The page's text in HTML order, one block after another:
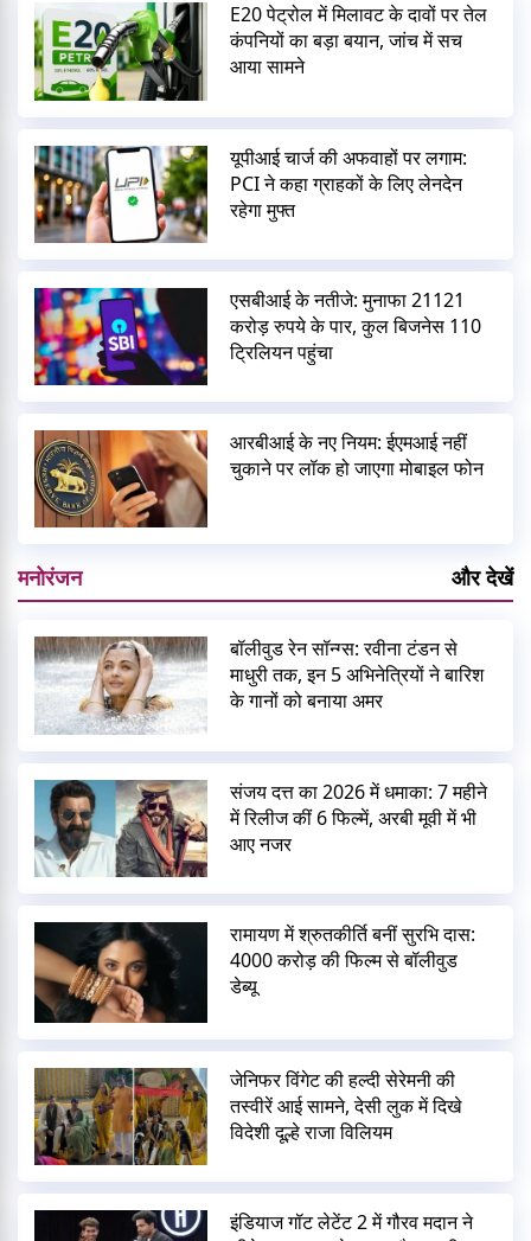
E20 पेट्रोल में मिलावट के दावों पर तेल
कंपनियों का बड़ा बयान, जांच में सच
आया सामने
यूपीआई चार्ज की अफवाहों पर लगाम:
PCI ने कहा ग्राहकों के लिए लेनदेन
रहेगा मुफ्त
एसबीआई के नतीजे: मुनाफा 21121
करोड़ रुपये के पार, कुल बिजनेस 110
ट्रिलियन पहुंचा
आरबीआई के नए नियम: ईएमआई नहीं
चुकाने पर लॉक हो जाएगा मोबाइल फोन
मनोरंजन और देखें
बॉलीवुड रेन सॉन्ग्स: रवीना टंडन से
माधुरी तक, इन 5 अभिनेत्रियों ने बारिश
के गानों को बनाया अमर
संजय दत्त का 2026 में धमाका: 7 महीने
में रिलीज कीं 6 फिल्में, अरबी मूवी में भी
आए नजर
रामायण में श्रुतकीर्ति बनीं सुरभि दास:
4000 करोड़ की फिल्म से बॉलीवुड
डेब्यू
जेनिफर विंगेट की हल्दी सेरेमनी की
तस्वीरें आई सामने, देसी लुक में दिखे
विदेशी दूल्हे राजा विलियम
इंडियाज गॉट लेटेंट 2 में गौरव मदान ने